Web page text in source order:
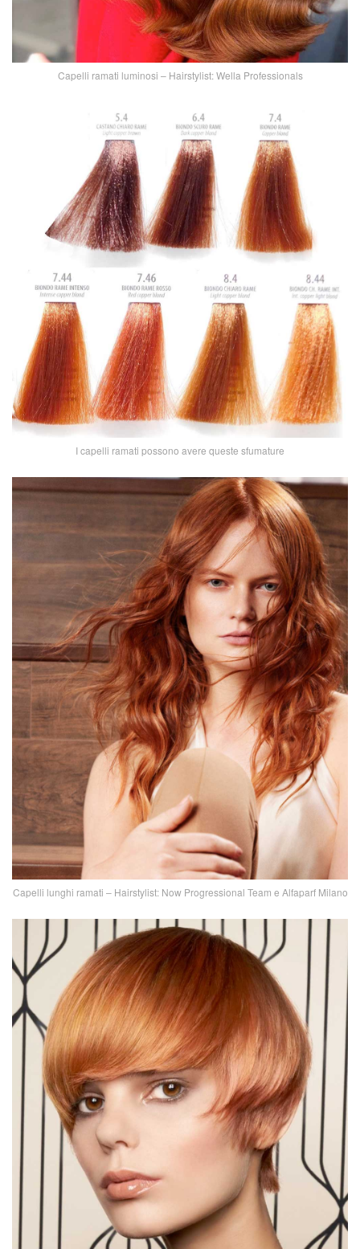
Capelli ramati luminosi – Hairstylist: Wella Professionals
I capelli ramati possono avere queste sfumature
Capelli lunghi ramati – Hairstylist: Now Progressional Team e Alfaparf Milano